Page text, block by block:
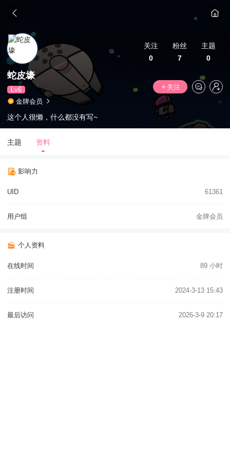
关注
0
粉丝
7
主题
0
蛇皮壕
Lv6
关注
金牌会员
这个人很懒，什么都没有写~
主题 资料
影响力
UID 61361
用户组 金牌会员
个人资料
在线时间 89 小时
注册时间 2024-3-13 15:43
最后访问 2026-3-9 20:17